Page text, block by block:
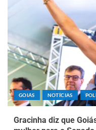
GOIÁS NOTÍCIAS
Gracinha diz que